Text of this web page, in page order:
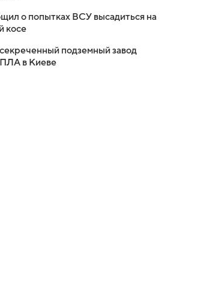
о попытках ВСУ высадиться на
косе
подземный завод
в Киеве